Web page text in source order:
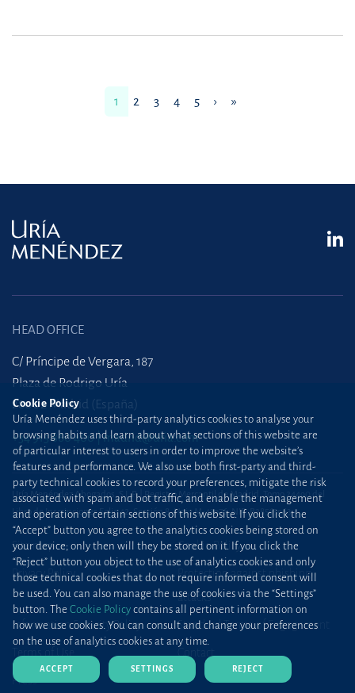
1 2 3 4 5 › »
HEAD OFFICE
C/ Príncipe de Vergara, 187
Plaza de Rodrigo Uría
28002 Madrid (España)
+34 915 860 400 madrid@uria.com
Uría Menéndez Abogados, S.L.P. | Registro Mercantil de Madrid, Tomo 24490 del
Libro de Inscripciones Folio 42, Sección 8, Hoja M-43976. NIF: B28563963
Site map Cookie Policy
Privacy Policy
Protection against phishing
attacks
Information Security Policy Standard Terms of Engagement
Press
Cookie Policy
Uría Menéndez uses third-party analytics cookies to analyse your
browsing habits and learn about what sections of this website are
of particular interest to users in order to improve the website’s
features and performance. We also use both first-party and third-
party technical cookies to record your preferences, mitigate the risk
associated with spam and bot traffic, and enable the management
and operation of certain sections of this website. If you click the
“Accept” button you agree to the analytics cookies being stored on
your device; only then will they be stored on it. If you click the
“Reject” button you object to the use of analytics cookies and only
those technical cookies that do not require informed consent will
be used. You can also manage the use of cookies via the “Settings”
button. The Cookie Policy contains all pertinent information on
how we use cookies. You can consult and change your preferences
on the use of analytics cookies at any time.
ACCEPT SETTINGS REJECT